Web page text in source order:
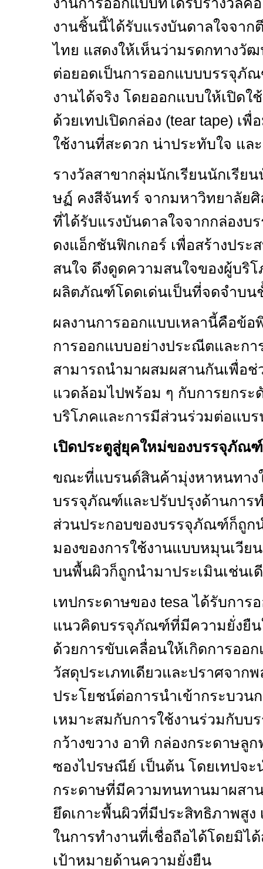
งานชิ้นนี้ได้รับแรงบันดาลใจจาก
ไทย แสดงให้เห็นว่ามรดกทางวั
ต่อยอดเป็นการออกแบบบรรจุภั
งานได้จริง โดยออกแบบให้เปิดใ
ด้วยเทปเปิดกล่อง (tear tape) เพื่
ใช้งานที่สะดวก น่าประทับใจ แล
รางวัลสาขากลุ่มนักเรียนนักเรีย
ษฏ์ คงสีจันทร์ จากมหาวิทยาลัย
ที่ได้รับแรงบันดาลใจจากกล่อง
ดงแอ็กชันฟิกเกอร์ เพื่อสร้างปร
สนใจ ดึงดูดความสนใจของผู้บริ
ผลิตภัณฑ์โดดเด่นเป็นที่จดจำบน
ผลงานการออกแบบเหลานี้คือข้อ
การออกแบบอย่างประณีตและกา
สามารถนำมาผสมผสานกันเพื่อช่
แวดล้อมไปพร้อม ๆ กับการยกร
บริโภคและการมีส่วนร่วมต่อแบ
เปิดประตูสู่ยุคใหม่ของบรรจุภัณ
ขณะที่แบรนด์สินค้ามุ่งหาหนทาง
บรรจุภัณฑ์และปรับปรุงด้านการ
ส่วนประกอบของบรรจุภัณฑ์ก็ถูก
มองของการใช้งานแบบหมุนเวีย
บนพื้นผิวก็ถูกนำมาประเมินเช่นเ
เทปกระดาษของ tesaได้รับการ
แนวคิดบรรจุภัณฑ์ที่มีความยั่งยืน
ด้วยการขับเคลื่อนให้เกิดการอ
วัสดุประเภทเดียวและปราศจากพ
ประโยชน์ต่อการนำเข้ากระบวน
เหมาะสมกับการใช้งานร่วมกับบ
กว้างขวาง อาทิ กล่องกระดาษลู
ซองไปรษณีย์ เป็นต้น โดยเทปจะ
กระดาษที่มีความทนทานมาผสา
ยึดเกาะพื้นผิวที่มีประสิทธิภาพสูง
ในการทำงานที่เชื่อถือได้โดยมิไ
เป้าหมายด้านความยั่งยืน